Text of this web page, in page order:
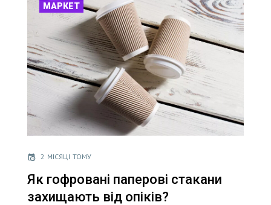
МАРКЕТ
2 МІСЯЦІ ТОМУ
Як гофровані паперові стакани
захищають від опіків?